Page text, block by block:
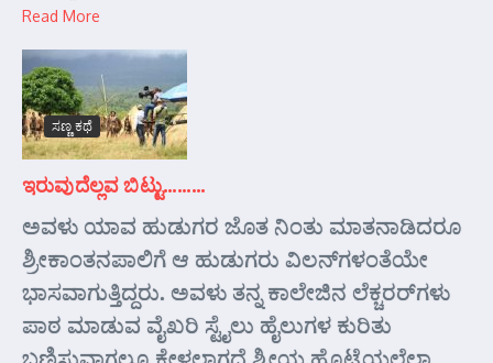
Read More
ಸಣ್ಣ ಕಥೆ
ಇರುವುದೆಲ್ಲವ ಬಿಟ್ಟು………
ಅವಳು ಯಾವ ಹುಡುಗರ ಜೊತ ನಿಂತು ಮಾತನಾಡಿದರೂ
ಶ್ರೀಕಾಂತನಪಾಲಿಗೆ ಆ ಹುಡುಗರು ವಿಲನ್‌ಗಳಂತೆಯೇ
ಭಾಸವಾಗುತ್ತಿದ್ದರು. ಅವಳು ತನ್ನ ಕಾಲೇಜಿನ ಲೆಕ್ಚರರ್‌ಗಳು
ಪಾಠ ಮಾಡುವ ವೈಖರಿ ಸ್ಟೈಲು ಹೈಲುಗಳ ಕುರಿತು